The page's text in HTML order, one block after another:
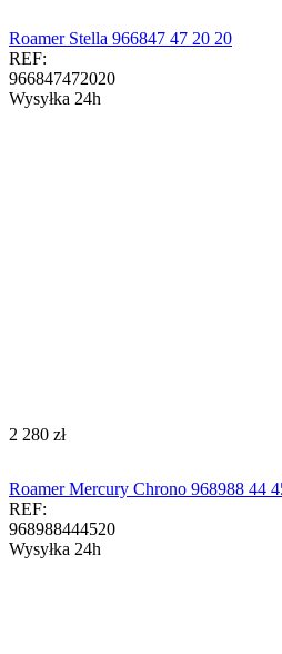
Roamer Stella 966847 47 20 20
REF:
966847472020
Wysyłka 24h
‍2 280‍ zł
Roamer Mercury Chrono 968988 44
REF:
968988444520
Wysyłka 24h